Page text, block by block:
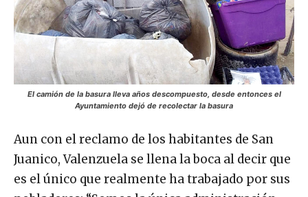
El camión de la basura lleva años descompuesto, desde entonces el
Ayuntamiento dejó de recolectar la basura
Aun con el reclamo de los habitantes de San
Juanico, Valenzuela se llena la boca al decir que
es el único que realmente ha trabajado por sus